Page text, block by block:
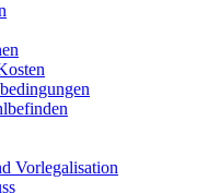
Vorlegalisation